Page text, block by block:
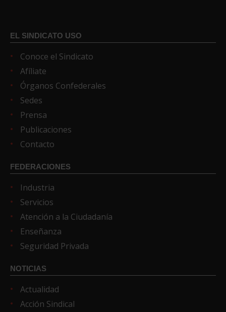
EL SINDICATO USO
Conoce el Sindicato
Afíliate
Órganos Confederales
Sedes
Prensa
Publicaciones
Contacto
FEDERACIONES
Industria
Servicios
Atención a la Ciudadanía
Enseñanza
Seguridad Privada
NOTICIAS
Actualidad
Acción Sindical